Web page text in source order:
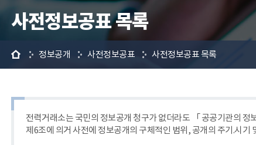
사전정보공표 목록
홈 정보공개 사전정보공표 사전정보공표 목록
전력거래소는 국민의 정보공개 청구가 없더라도 「 공공기관의 정
제6조에 의거 사전에 정보공개의 구체적인 범위, 공개의 주기.시기